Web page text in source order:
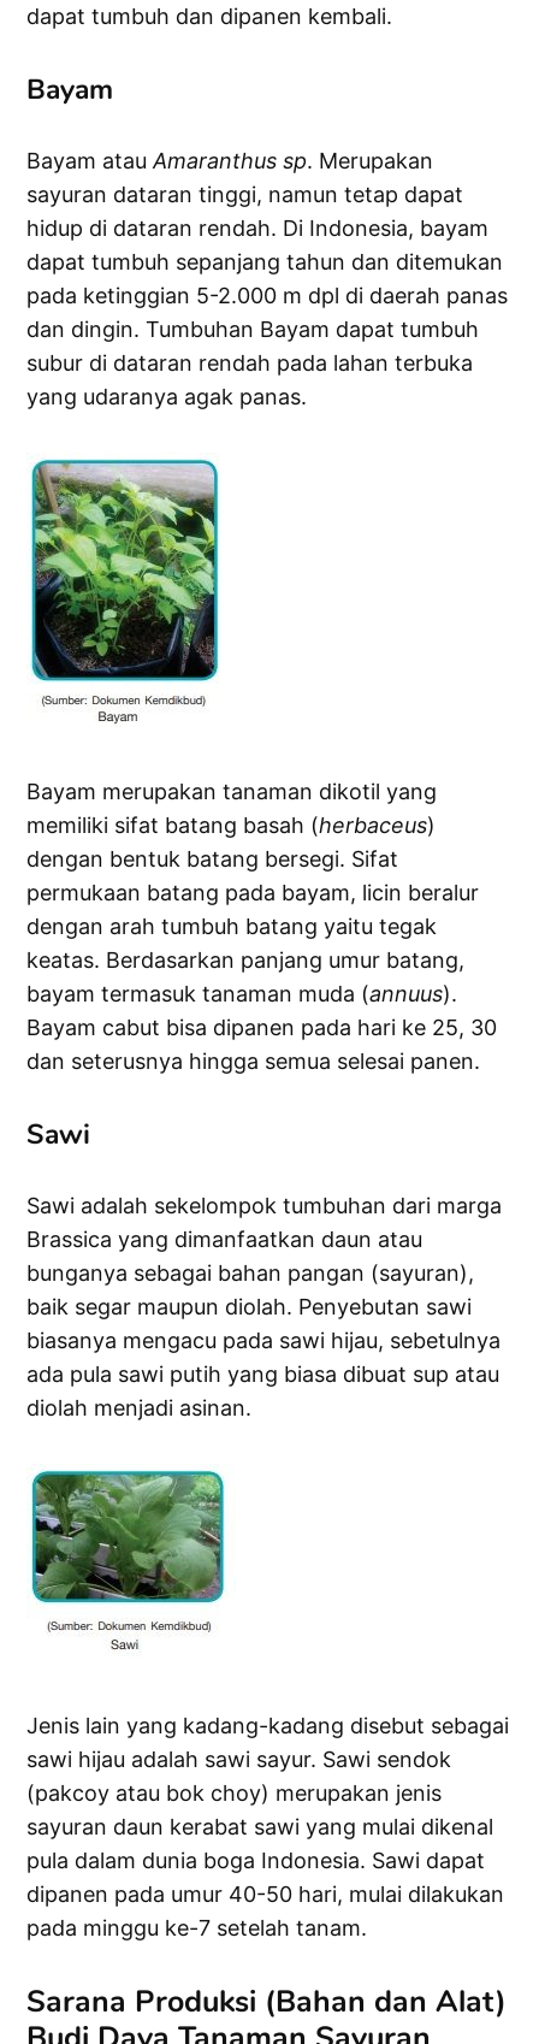
dapat tumbuh dan dipanen kembali.
Bayam
Bayam atauAmaranthus sp. Merupakan
sayuran dataran tinggi, namun tetap dapat
hidup di dataran rendah. Di Indonesia, bayam
dapat tumbuh sepanjang tahun dan ditemukan
pada ketinggian 5-2.000 m dpl di daerah panas
dan dingin. Tumbuhan Bayam dapat tumbuh
subur di dataran rendah pada lahan terbuka
yang udaranya agak panas.
Bayam merupakan tanaman dikotil yang
memiliki sifat batang basah (herbaceus)
dengan bentuk batang bersegi. Sifat
permukaan batang pada bayam, licin beralur
dengan arah tumbuh batang yaitu tegak
keatas. Berdasarkan panjang umur batang,
bayam termasuk tanaman muda (annuus).
Bayam cabut bisa dipanen pada hari ke 25, 30
dan seterusnya hingga semua selesai panen.
Sawi
Sawi adalah sekelompok tumbuhan dari marga
Brassica yang dimanfaatkan daun atau
bunganya sebagai bahan pangan (sayuran),
baik segar maupun diolah. Penyebutan sawi
biasanya mengacu pada sawi hijau, sebetulnya
ada pula sawi putih yang biasa dibuat sup atau
diolah menjadi asinan.
Jenis lain yang kadang-kadang disebut sebagai
sawi hijau adalah sawi sayur. Sawi sendok
(pakcoy atau bok choy) merupakan jenis
sayuran daun kerabat sawi yang mulai dikenal
pula dalam dunia boga Indonesia. Sawi dapat
dipanen pada umur 40-50 hari, mulai dilakukan
pada minggu ke-7 setelah tanam.
Sarana Produksi (Bahan dan Alat)